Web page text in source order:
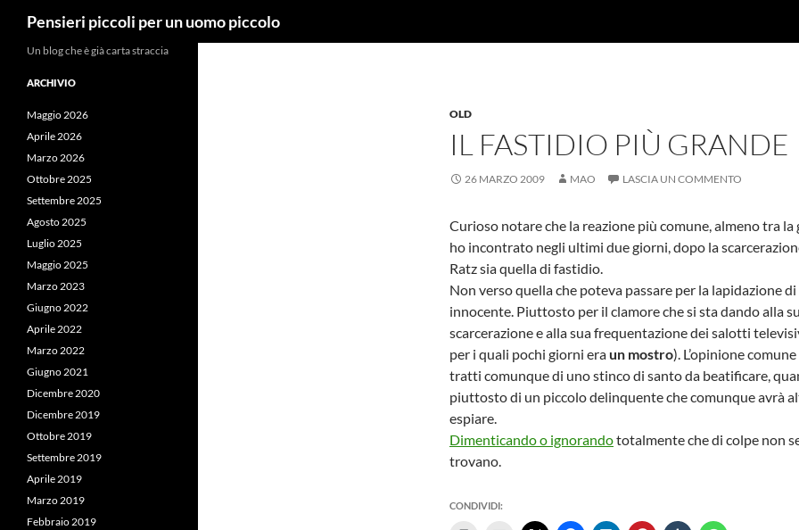
Pensieri piccoli per un uomo piccolo
OLD
IL FASTIDIO PIÙ GRANDE
26 MARZO 2009 MAO LASCIA UN COMMENTO
Curioso notare che la reazione più comune, almeno tra la
ho incontrato negli ultimi due giorni, dopo la
Ratz sia quella di fastidio.
Non verso quella che poteva passare per la lapidazione
innocente. Piuttosto per il clamore che si sta dando alla
scarcerazione e alla sua frequentazione dei salotti
per i quali pochi giorni eraun mostro). L’opinione
tratti comunque di uno stinco di santo da beatificare,
piuttosto di un piccolo delinquente che comunque avrà
espiare.
Dimenticando o ignorandototalmente che di colpe non
trovano.
CONDIVIDI:
Un blog che è già carta straccia
ARCHIVIO
Maggio 2026
Aprile 2026
Marzo 2026
Ottobre 2025
Settembre 2025
Agosto 2025
Luglio 2025
Maggio 2025
Marzo 2023
Giugno 2022
Aprile 2022
Marzo 2022
Giugno 2021
Dicembre 2020
Dicembre 2019
Ottobre 2019
Settembre 2019
Aprile 2019
Marzo 2019
Febbraio 2019